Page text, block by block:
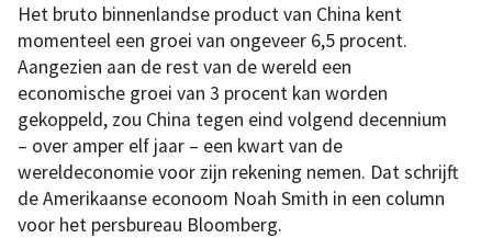
Het bruto binnenlandse product van China kent
momenteel een groei van ongeveer 6,5 procent.
Aangezien aan de rest van de wereld een
economische groei van 3 procent kan worden
gekoppeld, zou China tegen eind volgend decennium
– over amper elf jaar – een kwart van de
wereldeconomie voor zijn rekening nemen. Dat schrijft
de Amerikaanse econoom Noah Smith in een column
voor het persbureau Bloomberg.